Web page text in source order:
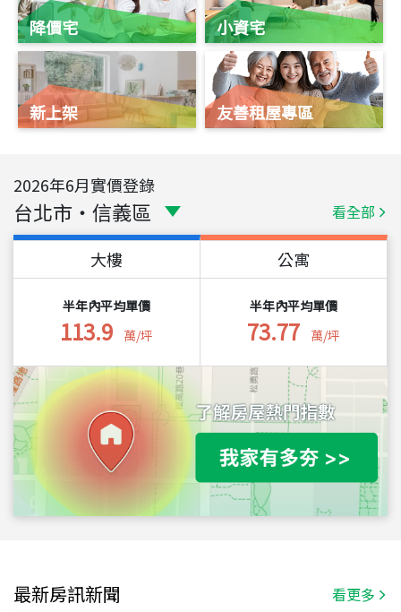
降價宅
新上架
小資宅
友善租屋專區
2026年6月實價登錄
台北市 ・ 信義區 看全部
大樓
半年內平均單價
113.9 萬/坪
公寓
半年內平均單價
73.77 萬/坪
最新房訊新聞 看更多